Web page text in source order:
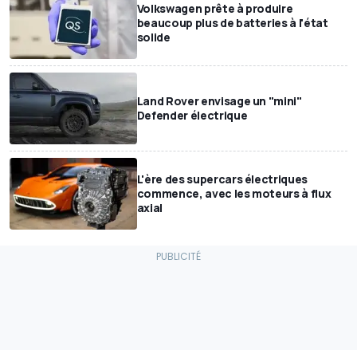
Volkswagen prête à produire
beaucoup plus de batteries à l'état
solide
Land Rover envisage un "mini"
Defender électrique
L'ère des supercars électriques
commence, avec les moteurs à flux
axial